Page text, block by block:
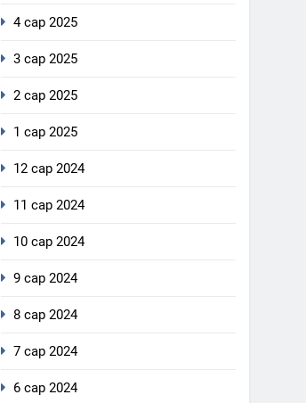
4 сар 2025
3 сар 2025
2 сар 2025
1 сар 2025
12 сар 2024
11 сар 2024
10 сар 2024
9 сар 2024
8 сар 2024
7 сар 2024
6 сар 2024